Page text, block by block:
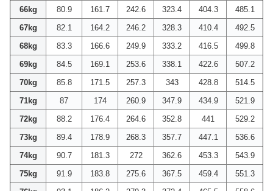
66kg
80.9 161.7 242.6 323.4 404.3
485.1
67kg
82.1 164.2 246.2 328.3 410.4
492.5
68kg
83.3 166.6 249.9 333.2 416.5
499.8
69kg
84.5 169.1 253.6 338.1 422.6
507.2
70kg
85.8 171.5 257.3 343 428.8
514.5
71kg
87 174 260.9 347.9 434.9
521.9
72kg
88.2 176.4 264.6 352.8 441
529.2
73kg
89.4 178.9 268.3 357.7 447.1
536.6
74kg
90.7 181.3 272 362.6 453.3
543.9
75kg
91.9 183.8 275.6 367.5 459.4
551.3